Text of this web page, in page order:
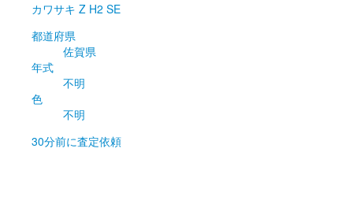
カワサキ Z H2 SE
都道府県
佐賀県
年式
不明
色
不明
30分前に査定依頼